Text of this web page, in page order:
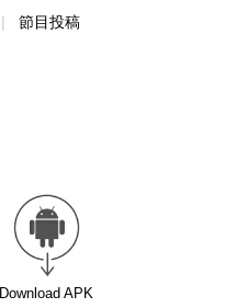
節目投稿
Download APK